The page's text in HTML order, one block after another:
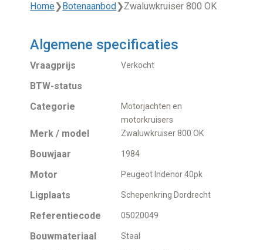
Home❯ Botenaanbod ❯Zwaluwkruiser 800 OK
Algemene specificaties
Vraagprijs Verkocht
BTW-status
Categorie
Motorjachten en
motorkruisers
Merk / model Zwaluwkruiser 800 OK
Bouwjaar 1984
Motor Peugeot Indenor 40pk
Ligplaats Schepenkring Dordrecht
Referentiecode 05020049
Bouwmateriaal Staal